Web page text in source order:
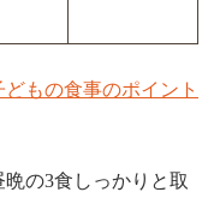
もの食事のポイント
の3食しっかりと取